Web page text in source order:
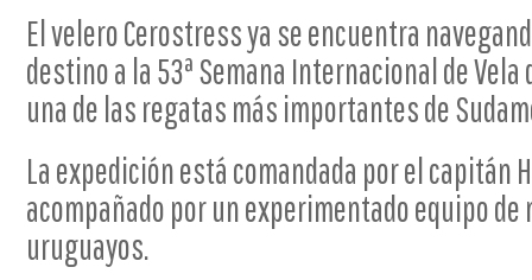
El velero Cerostress ya se encuentra
destino a la 53ª Semana Internacional de
una de las regatas más importantes de
La expedición está comandada por el capitán
acompañado por un experimentado equipo
uruguayos.